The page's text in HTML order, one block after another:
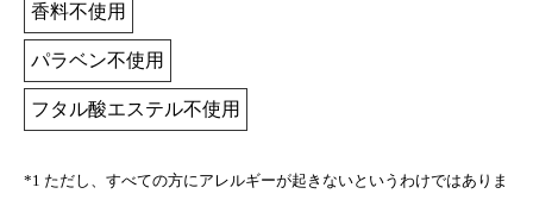
香料不使用
パラベン不使用
フタル酸エステル不使用
*1 ただし、すべての方にアレルギーが起きないというわけではありま